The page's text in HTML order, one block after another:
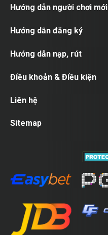
Hướng dẫn người chơi mới
Hướng dẫn đăng ký
Hướng dẫn nạp, rút
Điều khoản & Điều kiện
Liên hệ
Sitemap